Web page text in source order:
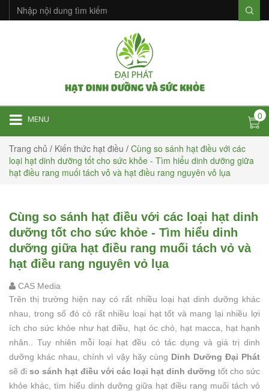
MENU 0
Trang chủ / Kiến thức hạt điều / Cùng so sánh hạt điều với các
loại hạt dinh dưỡng tốt cho sức khỏe - Tìm hiểu dinh dưỡng giữa
hạt điều rang muối tách vỏ và hạt điều rang nguyên vỏ lụa
Cùng so sánh hạt điều với các loại hạt dinh
dưỡng tốt cho sức khỏe - Tìm hiểu dinh
dưỡng giữa hạt điều rang muối tách vỏ và
hạt điều rang nguyên vỏ lụa
CAS Media
Trên thị trường hiện nay có rất nhiều loại hạt dinh dưỡng khác
nhau, trong số đó có rất nhiều loại hạt tốt và mang lại nhiều lợi
ích cho sức khỏe như hạt điều, hạt óc chó, hạt macca, hạt hạnh
nhân.. Tuy nhiên mỗi loại hạt đều có tác dụng và giá trị dinh
dưỡng khác nhau, chính vì vậy hãy cùng Dinh Dưỡng Đại Phát
sẽ đi so sánh hạt điều với các loại hạt dinh dưỡng tốt cho sức
khỏe khác, tìm hiểu dinh dưỡng giữa hạt điều rang muối tách vỏ